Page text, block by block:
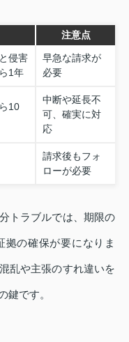
注意点
侵害
1年
早急な請求が
必要
10
中断や延長不
可、確実に対
応
請求後もフォ
ローが必要
トラブルでは、期限の
の確保が要になりま
乱や主張のすれ違いを
鍵です。